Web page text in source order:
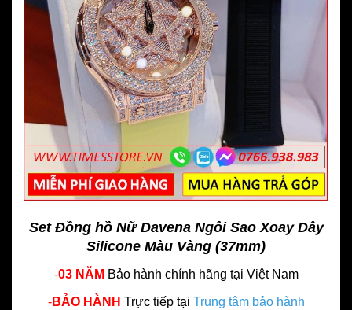
Set Đồng hồ Nữ Davena Ngôi Sao Xoay Dây
Silicone Màu Vàng (37mm)
-03 NĂM Bảo hành chính hãng tại Việt Nam
-BẢO HÀNH Trực tiếp tại Trung tâm bảo hành